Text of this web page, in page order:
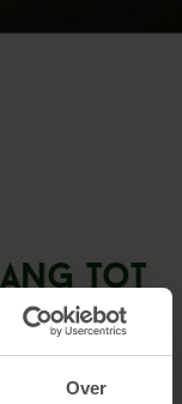
Over
tot